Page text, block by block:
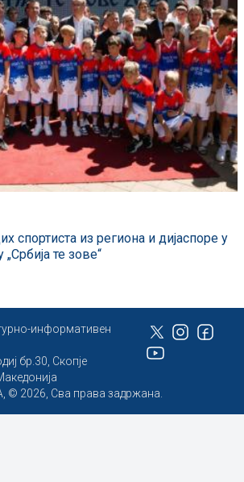
спортиста из региона и дијаспоре у
те зове“
информативен
бр.30, Скопје
© 2026, Сва права задржана.